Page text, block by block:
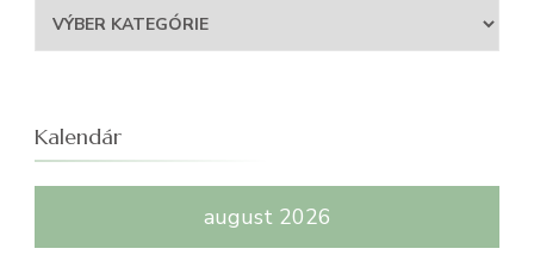
Aktuality
Kalendár
august 2026